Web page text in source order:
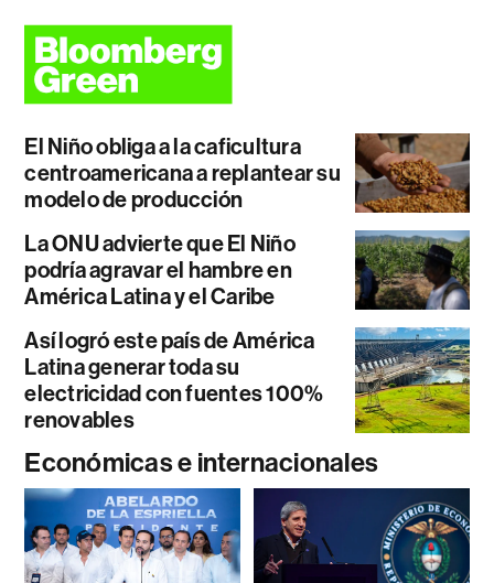
El Niño obliga a la caficultura
centroamericana a replantear su
modelo de producción
La ONU advierte que El Niño
podría agravar el hambre en
América Latina y el Caribe
Así logró este país de América
Latina generar toda su
electricidad con fuentes 100%
renovables
Económicas e internacionales